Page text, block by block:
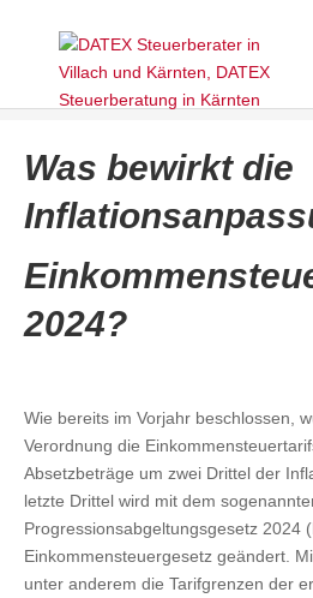
Was bewirkt die
2024?
Wie bereits im Vorjahr beschlossen,
Verordnung die
Absetzbeträge um zwei Drittel der
letzte Drittel wird mit dem
Progressionsabgeltungsgesetz 2024
Einkommensteuergesetz geändert.
unter anderem die Tarifgrenzen der